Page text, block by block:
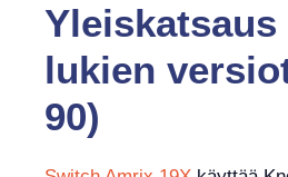
Yleiskatsaus
lukien
90)